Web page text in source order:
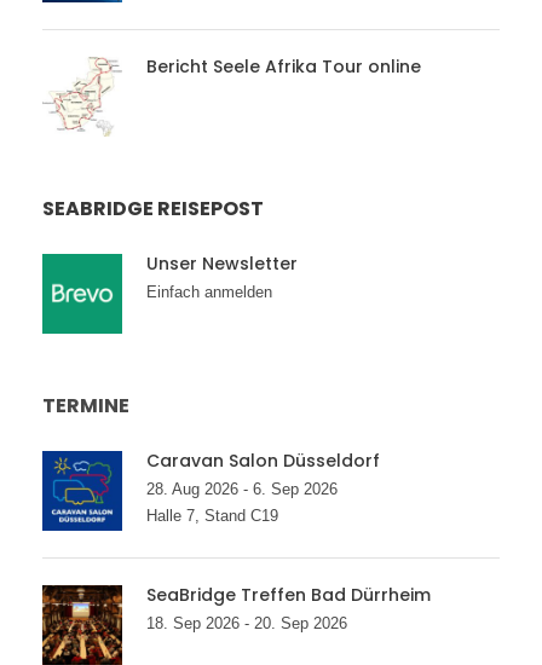
Bericht Seele Afrika Tour online
SEABRIDGE REISEPOST
Unser Newsletter
Einfach anmelden
TERMINE
Caravan Salon Düsseldorf
28. Aug 2026 - 6. Sep 2026
Halle 7, Stand C19
SeaBridge Treffen Bad Dürrheim
18. Sep 2026 - 20. Sep 2026